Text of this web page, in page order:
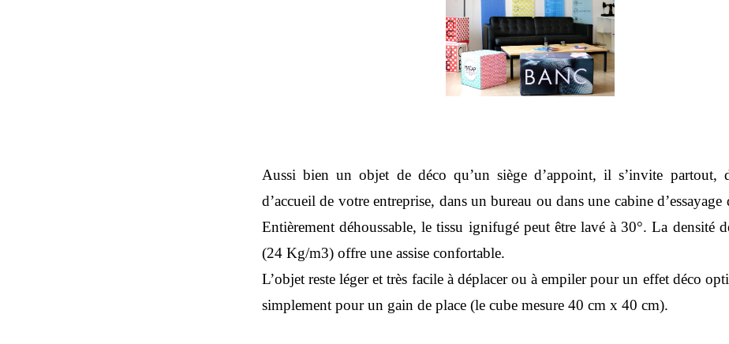
Aussi bien un objet de déco qu’un siège d’appoint, il s’invite partout,
d’accueil de votre entreprise, dans un bureau ou dans une cabine d’essayage
Entièrement déhoussable, le tissu ignifugé peut être lavé à 30°. La densité
(24 Kg/m3) offre une assise confortable.
L’objet reste léger et très facile à déplacer ou à empiler pour un effet déco
simplement pour un gain de place (le cube mesure 40 cm x 40 cm).